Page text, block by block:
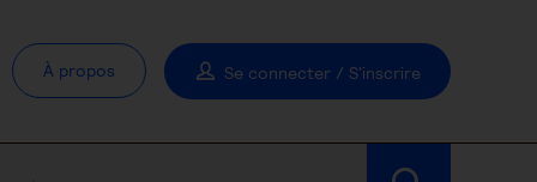
À propos Se connecter / S'inscrire